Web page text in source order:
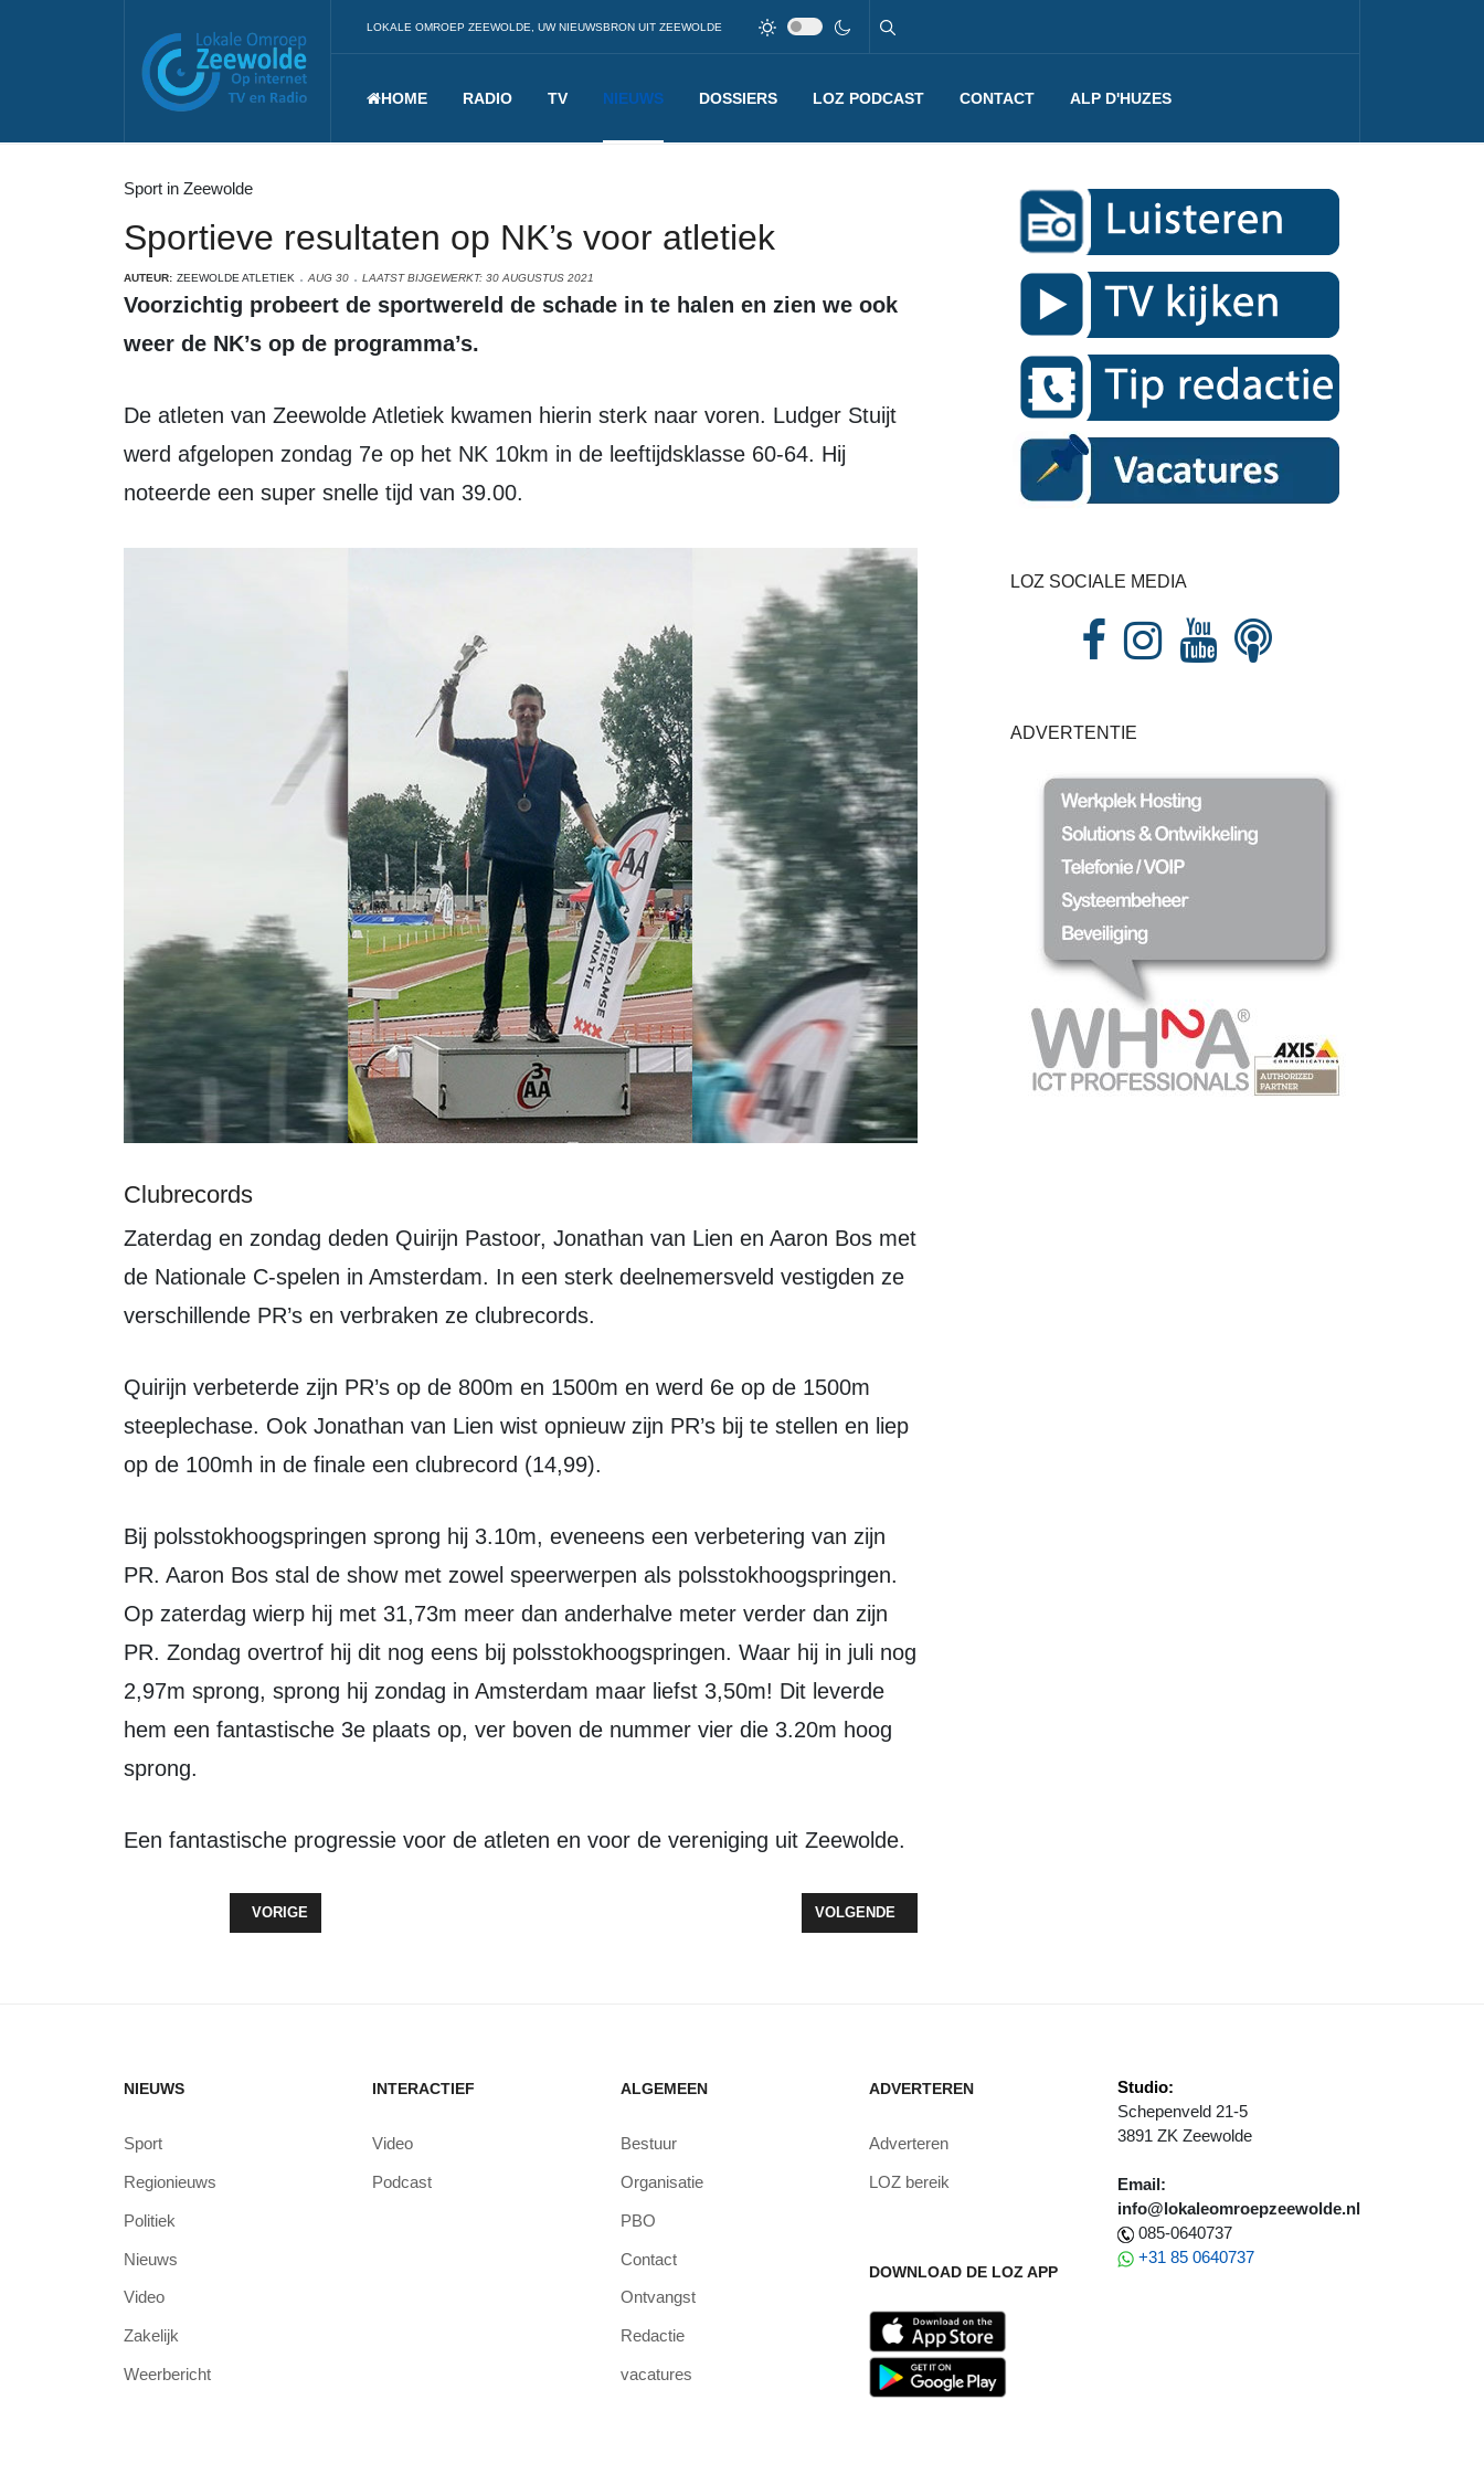
LOKALE OMROEP ZEEWOLDE, UW NIEUWSBRON UIT ZEEWOLDE
HOME RADIO TV NIEUWS DOSSIERS LOZ PODCAST CONTACT ALP D'HUZES
Sport in Zeewolde
Sportieve resultaten op NK’s voor atletiek
AUTEUR: ZEEWOLDE ATLETIEK AUG 30 LAATST BIJGEWERKT: 30 AUGUSTUS 2021
Voorzichtig probeert de sportwereld de schade in te halen en zien we ook
weer de NK’s op de programma’s.
De atleten van Zeewolde Atletiek kwamen hierin sterk naar voren. Ludger Stuijt
werd afgelopen zondag 7e op het NK 10km in de leeftijdsklasse 60-64. Hij
noteerde een super snelle tijd van 39.00.
Clubrecords
Zaterdag en zondag deden Quirijn Pastoor, Jonathan van Lien en Aaron Bos met
de Nationale C-spelen in Amsterdam. In een sterk deelnemersveld vestigden ze
verschillende PR’s en verbraken ze clubrecords.
Quirijn verbeterde zijn PR’s op de 800m en 1500m en werd 6e op de 1500m
steeplechase. Ook Jonathan van Lien wist opnieuw zijn PR’s bij te stellen en liep
op de 100mh in de finale een clubrecord (14,99).
Bij polsstokhoogspringen sprong hij 3.10m, eveneens een verbetering van zijn
PR. Aaron Bos stal de show met zowel speerwerpen als polsstokhoogspringen.
Op zaterdag wierp hij met 31,73m meer dan anderhalve meter verder dan zijn
PR. Zondag overtrof hij dit nog eens bij polsstokhoogspringen. Waar hij in juli nog
2,97m sprong, sprong hij zondag in Amsterdam maar liefst 3,50m! Dit leverde
hem een fantastische 3e plaats op, ver boven de nummer vier die 3.20m hoog
sprong.
Een fantastische progressie voor de atleten en voor de vereniging uit Zeewolde.
VORIG ARTIKEL: VOORSTELLING VOOR SPORTCLUBS IN ZEEWOLDE
VORIGE VOLGENDE ARTIKEL: KOM IN BEWEGING "GEZOND ZEEWOLDE CHALLENGE"
VOLGENDE
LOZ SOCIALE MEDIA
ADVERTENTIE
NIEUWS
Sport
Regionieuws
Politiek
Nieuws
Video
Zakelijk
Weerbericht
INTERACTIEF
Video
Podcast
ALGEMEEN
Bestuur
Organisatie
PBO
Contact
Ontvangst
Redactie
vacatures
ADVERTEREN
Adverteren
LOZ bereik
DOWNLOAD DE LOZ APP
Studio:
Schepenveld 21-5
3891 ZK Zeewolde
Email:
info@lokaleomroepzeewolde.nl
085-0640737
+31 85 0640737